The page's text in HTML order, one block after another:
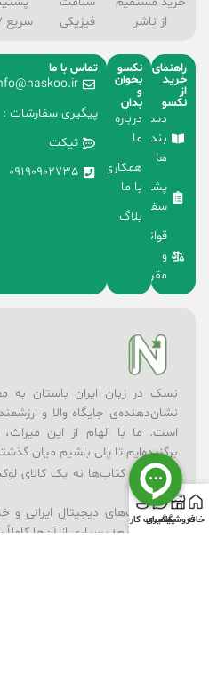
از ناشر
فیزیکی
سریع 24/7
راهنمای
خرید
از
نکسو
دسته
بندی
ها
پشتیبانی
سفارشات
قوانین
و
مقررات
نکسو
بخوان
و
بدان
درباره
ما
همکاری
با ما
بلاگ
تماس با ما
پیگیری سفارشات :
تیکت
09190902735
نسک در زبان ایران باستان به
نشان‌دهنده‌ی جایگاه والا و
است. ما با الهام از این
برگزیده‌ایم تا پلی باشیم میان
در نسکو، کتاب‌ها نه یک کالای
همه‌اند.
– ما کتاب‌های دیجیتال ایرانی و
ارائه می‌کنیم؛ بسیاری از آن‌ها
خانهفروشگاهپیگیری
حساب کاربری